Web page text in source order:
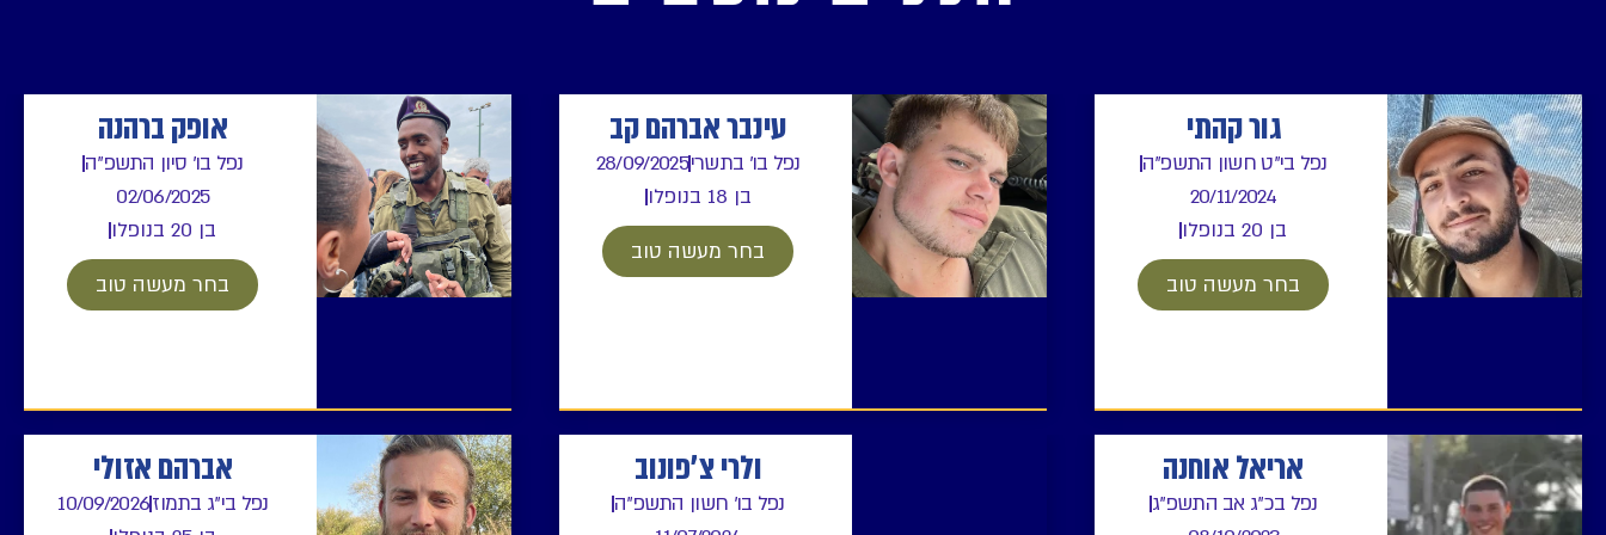
גור קהתי
נפל בי"ט חשון התשפ"ה
20/11/2024
בן 20 בנופלו
בחר מעשה טוב
עינבר אברהם קב
נפל בו' בתשרי28/09/2025
בן 18 בנופלו
בחר מעשה טוב
אופק ברהנה
נפל בו' סיון התשפ"ה
02/06/2025
בן 20 בנופלו
בחר מעשה טוב
אריאל אוחנה
נפל בכ"ג אב התשפ"ג
ולרי צ׳פונוב
נפל בו' חשון התשפ"ה
אברהם אזולי
נפל בי"ג בתמוז10/09/2026